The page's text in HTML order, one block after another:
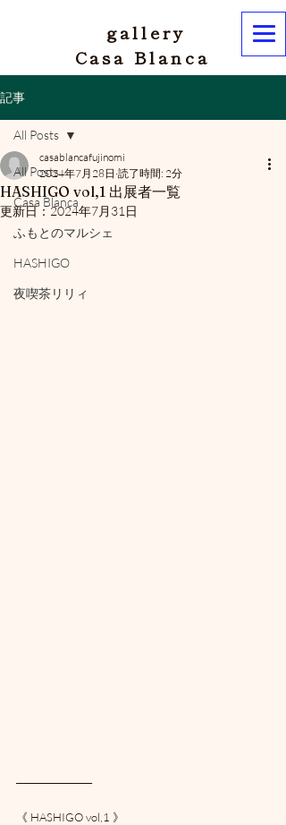
gallery
Casa Blanca
記事
All Posts
Casa Blanca
ふもとのマルシェ
HASHIGO
夜喫茶リリィ
All Posts
HASHIGO vol,1 出展者一覧
casablancafujinomi
2024年7月28日 読了時間: 2分
更新日：2024年7月31日
《 HASHIGO vol,1 》